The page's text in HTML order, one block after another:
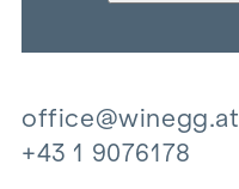
office@winegg.at
+43 1 9076178